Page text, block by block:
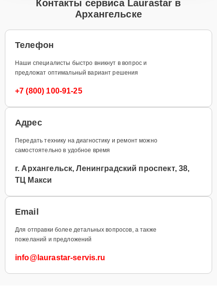
Контакты сервиса Laurastar в
Архангельске
Телефон
Наши специалисты быстро вникнут в вопрос и
предложат оптимальный вариант решения
+7 (800) 100-91-25
Адрес
Передать технику на диагностику и ремонт можно
самостоятельно в удобное время
г. Архангельск, Ленинградский проспект, 38,
ТЦ Макси
Email
Для отправки более детальных вопросов, а также
пожеланий и предложений
info@laurastar-servis.ru